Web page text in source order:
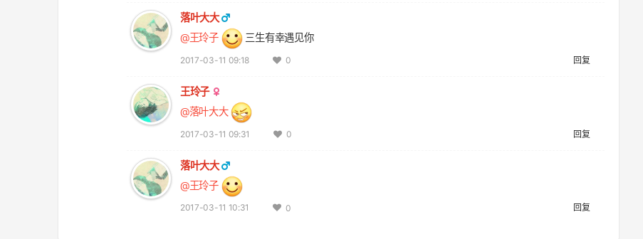
落叶大大
@王玲子
三生有幸遇见你
2017-03-11 09:18 回复
0
王玲子
@落叶大大
2017-03-11 09:31 回复
0
落叶大大
@王玲子
2017-03-11 10:31 回复
0